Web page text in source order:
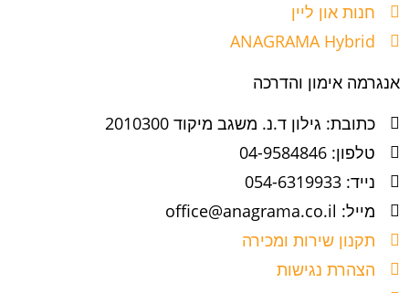
חנות און ליין
ANAGRAMA Hybrid
אנגרמה אימון והדרכה
כתובת: גילון ד.נ. משגב מיקוד 2010300
טלפון: 04-9584846
נייד: 054-6319933
מייל: office@anagrama.co.il
תקנון שירות ומכירה
הצהרת נגישות